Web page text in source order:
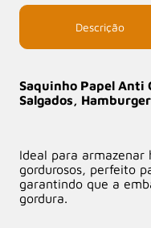
Descrição
Saquinho Papel
Salgados, Hamburger
Ideal para armazenar
gordurosos, perfeito
garantindo que a
gordura.